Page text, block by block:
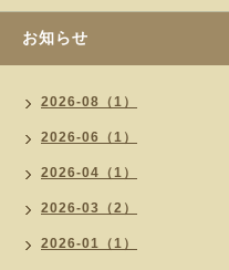
お知らせ
2026-08（1）
2026-06（1）
2026-04（1）
2026-03（2）
2026-01（1）